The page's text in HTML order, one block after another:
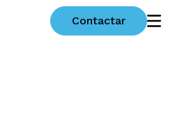
Contactar